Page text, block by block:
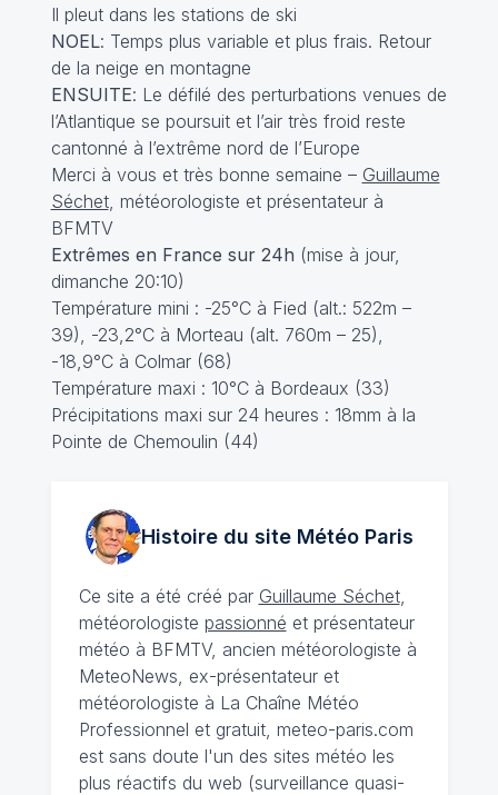
Il pleut dans les stations de ski
NOEL: Temps plus variable et plus frais. Retour
de la neige en montagne
ENSUITE: Le défilé des perturbations venues de
l’Atlantique se poursuit et l’air très froid reste
cantonné à l’extrême nord de l’Europe
Merci à vous et très bonne semaine – Guillaume
Séchet, météorologiste et présentateur à
BFMTV
Extrêmes en France sur 24h (mise à jour,
dimanche 20:10)
Température mini : -25°C à Fied (alt.: 522m –
39), -23,2°C à Morteau (alt. 760m – 25),
-18,9°C à Colmar (68)
Température maxi : 10°C à Bordeaux (33)
Précipitations maxi sur 24 heures : 18mm à la
Pointe de Chemoulin (44)
Histoire du site MétéoParis
Ce site a été créé par Guillaume Séchet,
météorologiste passionné et présentateur
météo à BFMTV, ancien météorologiste à
MeteoNews, ex-présentateur et
météorologiste à La Chaîne Météo
Professionnel et gratuit, meteo-paris.com
est sans doute l'un des sites météo les
plus réactifs du web (surveillance quasi-